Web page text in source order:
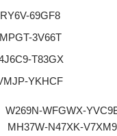
69GF8
3V66T
T83GX
YKHCF
WFGWX-
N47XK-